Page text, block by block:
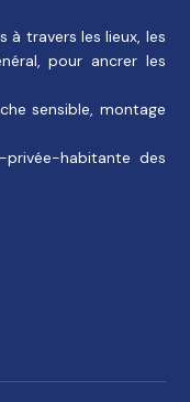
à travers les lieux, les
pour ancrer les
sensible, montage
habitante des